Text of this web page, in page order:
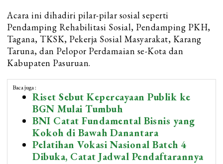
Acara ini dihadiri pilar-pilar sosial seperti
Pendamping Rehabilitasi Sosial, Pendamping PKH,
Tagana, TKSK, Pekerja Sosial Masyarakat, Karang
Taruna, dan Pelopor Perdamaian se-Kota dan
Kabupaten Pasuruan.
Baca juga :
Riset Sebut Kepercayaan Publik ke
BGN Mulai Tumbuh
BNI Catat Fundamental Bisnis yang
Kokoh di Bawah Danantara
Pelatihan Vokasi Nasional Batch 4
Dibuka, Catat Jadwal Pendaftarannya